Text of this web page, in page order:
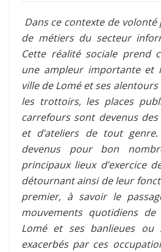
Dans ce contexte de
de métiers du secteur
Cette réalité sociale prend
une ampleur importante et
ville de Lomé et ses
les trottoirs, les places
carrefours sont devenus
et d’ateliers de tout
devenus pour bon
principaux lieux d’exercice
détournant ainsi de leur
premier, à savoir le
mouvements quotidiens
Lomé et ses banlieues ou
exacerbés par ces